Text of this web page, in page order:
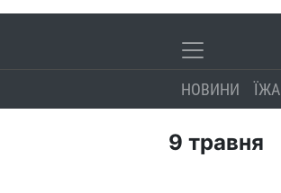
НОВИНИ ЇЖА
9 травня